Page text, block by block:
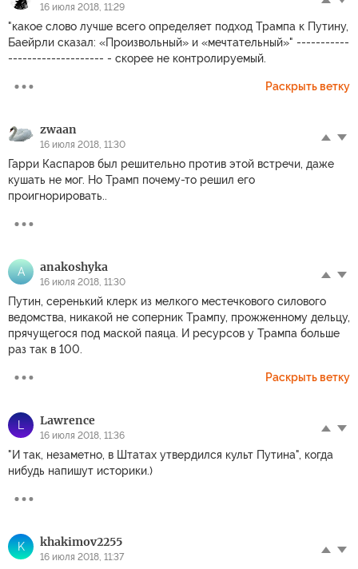
16 июля 2018, 11:29
"какое слово лучше всего определяет подход Трампа к Путину,
Баейрли сказал: «Произвольный» и «мечтательный»" -----------
-------------------- - скорее не контролируемый.
Раскрыть ветку
zwaan
16 июля 2018, 11:30
Гарри Каспаров был решительно против этой встречи, даже
кушать не мог. Но Трамп почему-то решил его
проигнорировать..
A anakoshyka
16 июля 2018, 11:30
Путин, серенький клерк из мелкого местечкового силового
ведомства, никакой не соперник Трампу, прожженному дельцу,
прячущегося под маской паяца. И ресурсов у Трампа больше
раз так в 100.
Раскрыть ветку
L Lawrence
16 июля 2018, 11:36
"И так, незаметно, в Штатах утвердился культ Путина", когда
нибудь напишут историки.)
K khakimov2255
16 июля 2018, 11:37